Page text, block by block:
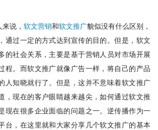
说， 软文营销和软文推广貌似没有什么区别，
通过一定的方式达到宣传的目的。但是，软文
的社会关系，主要是基于营销人员对市场开展
程。而软文推广就像广告一样，将自己的产品
人知晓就行了。但是，这并不意味着软文推广
，现在的客户眼睛越来越尖，如何通过软文推
现在很多企业面临的问题之一。逆传播作为一
台，在这里就和大家分享几个软文推广的基本